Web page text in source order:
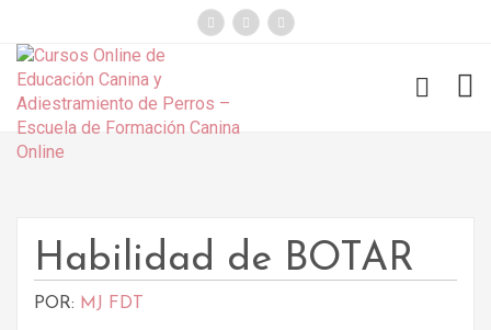
Funny Dogs
Habilidad de BOTAR
POR: MJ FDT